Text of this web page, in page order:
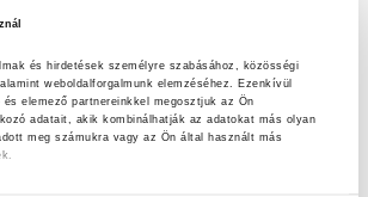
és hirdetések személyre szabásához, közösségi
weboldalforgalmunk elemzéséhez. Ezenkívül
elemező partnereinkkel megosztjuk az Ön
adatait, akik kombinálhatják az adatokat más olyan
meg számukra vagy az Ön által használt más
Csemetekert Óvoda (szervező),
Óvoda Zsámbok, Sün Balázs Óvoda
Csicsergő Óvodája